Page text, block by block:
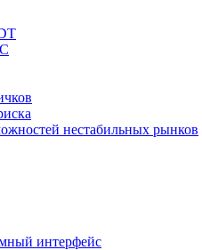
нестабильных рынков
интерфейс